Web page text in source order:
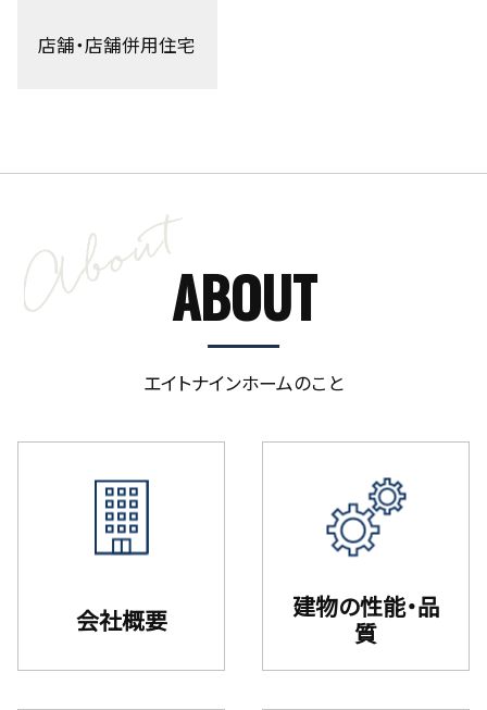
店舗・店舗併用住宅
ABOUT
エイトナインホームのこと
会社概要
建物の性能・品
質